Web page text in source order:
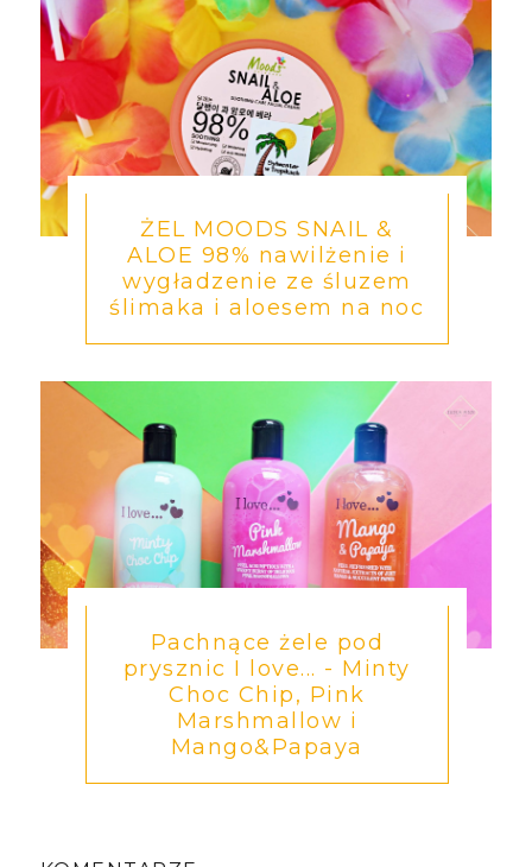
ŻEL MOODS SNAIL &
ALOE 98% nawilżenie i
wygładzenie ze śluzem
ślimaka i aloesem na noc
Pachnące żele pod
prysznic I love... - Minty
Choc Chip, Pink
Marshmallow i
Mango&Papaya